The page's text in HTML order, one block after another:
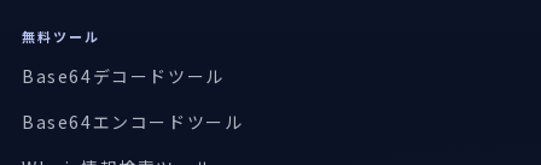
無料ツール
Base64デコードツール
Base64エンコードツール